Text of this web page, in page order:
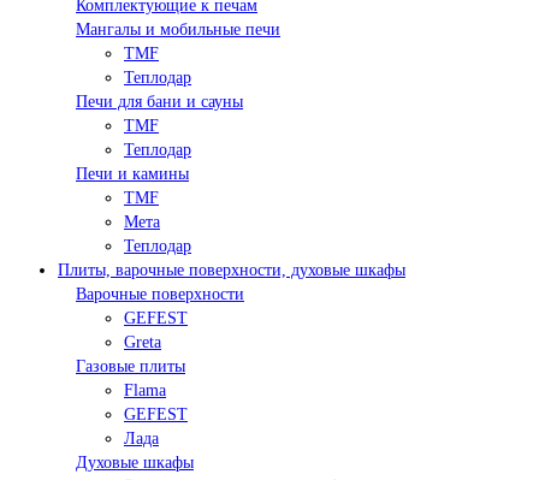
Комплектующие к печам
Мангалы и мобильные печи
TMF
Теплодар
Печи для бани и сауны
TMF
Теплодар
Печи и камины
TMF
Мета
Теплодар
Плиты, варочные поверхности, духовые шкафы
Варочные поверхности
GEFEST
Greta
Газовые плиты
Flama
GEFEST
Лада
Духовые шкафы